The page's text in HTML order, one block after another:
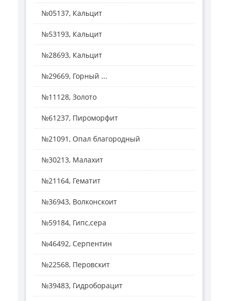
№05137, Кальцит
№53193, Кальцит
№28693, Кальцит
№29669, Горный ...
№11128, Золото
№61237, Пироморфит
№21091, Опал благородный
№30213, Малахит
№21164, Гематит
№36943, Волконскоит
№59184, Гипс,сера
№46492, Серпентин
№22568, Перовскит
№39483, Гидроборацит